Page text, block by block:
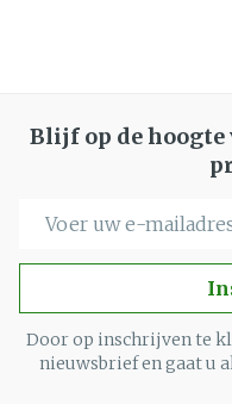
Blijf op de hoogte
Door op inschrijven te
nieuwsbrief en gaat u